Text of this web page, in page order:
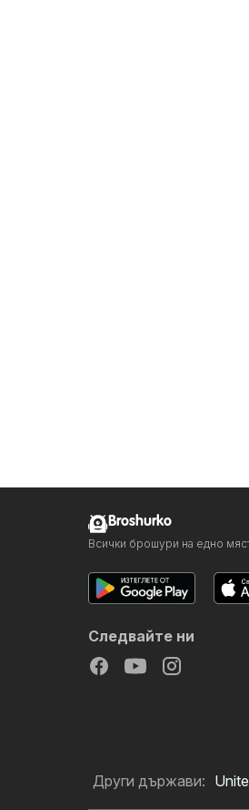
Broshurko
Всички брошури на едно
Следвайте ни
Други държави: